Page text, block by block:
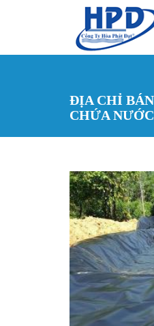
ĐỊA CHỈ
CHỨA